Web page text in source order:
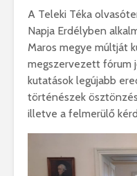
A Teleki Téka
Napja Erdélyben
Maros megye múltját
megszervezett fórum
kutatások legújabb
történészek
illetve a felmerülő